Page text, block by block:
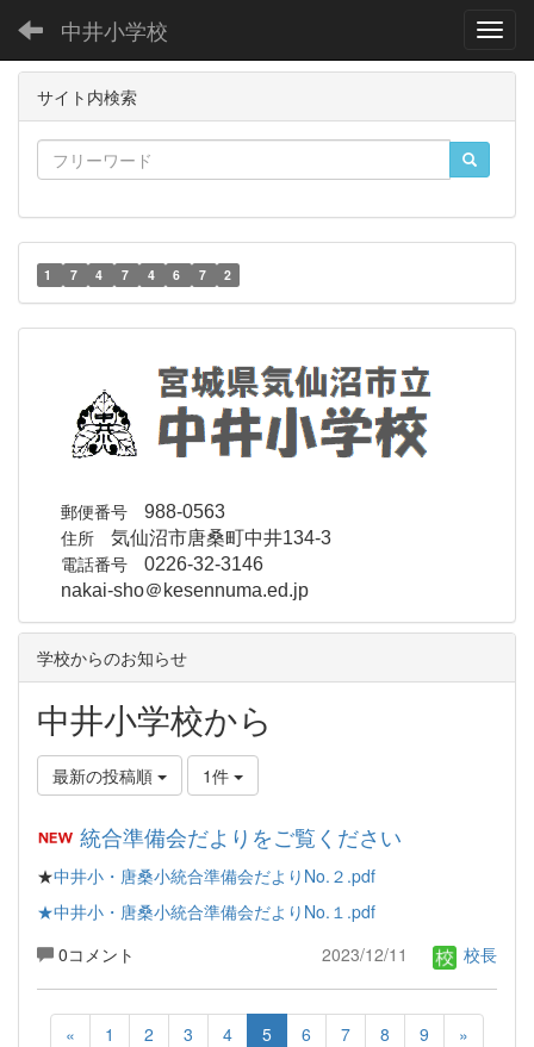
中井小学校
サイト内検索
1 7 4 7 4 6 7 2
郵便番号 988-0563
住所 気仙沼市唐桑町中井134-3
電話番号 0226-32-3146
nakai-sho＠kesennuma.ed.jp
学校からのお知らせ
中井小学校から
最新の投稿順 1件
統合準備会だよりをご覧ください
★中井小・唐桑小統合準備会だよりNo.２.pdf
★中井小・唐桑小統合準備会だよりNo.１.pdf
0コメント
2023/12/11 校長
« 1 2 3 4 5 6 7 8 9 »